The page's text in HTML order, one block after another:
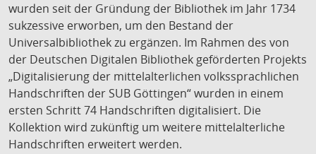
wurden seit der Gründung der Bibliothek im Jahr 1734
sukzessive erworben, um den Bestand der
Universalbibliothek zu ergänzen. Im Rahmen des von
der Deutschen Digitalen Bibliothek geförderten Projekts
„Digitalisierung der mittelalterlichen volkssprachlichen
Handschriften der SUB Göttingen“ wurden in einem
ersten Schritt 74 Handschriften digitalisiert. Die
Kollektion wird zukünftig um weitere mittelalterliche
Handschriften erweitert werden.